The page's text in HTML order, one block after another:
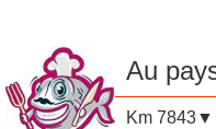
Au
Km 7843▼